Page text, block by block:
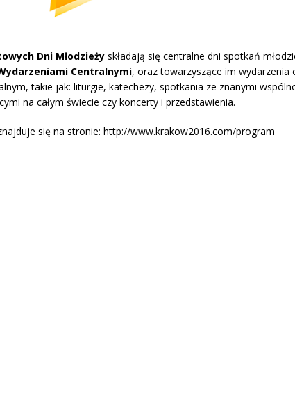
Dni Młodzieży składają się centralne dni spotkań
Centralnymi, oraz towarzyszące im wydarzenia
takie jak: liturgie, katechezy, spotkania ze znanymi
na całym świecie czy koncerty i przedstawienia.
się na stronie: http://www.krakow2016.com/program